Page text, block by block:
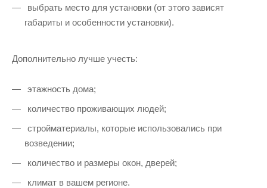
выбрать место для установки (от этого зависят
габариты и особенности установки).
Дополнительно лучше учесть:
этажность дома;
количество проживающих людей;
стройматериалы, которые использовались при
возведении;
количество и размеры окон, дверей;
климат в вашем регионе.